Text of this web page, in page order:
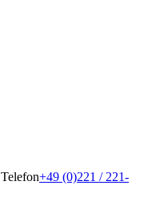
Telefon+49 (0)221 / 221-